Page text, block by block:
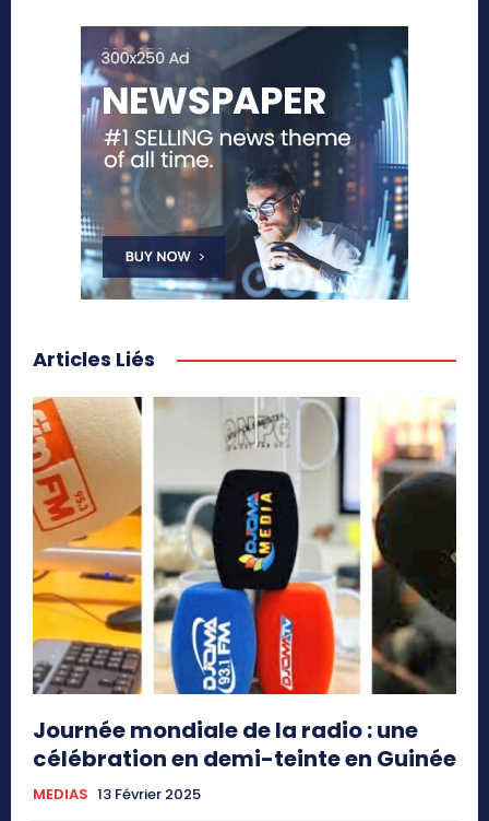
Articles Liés
Journée mondiale de la radio : une
célébration en demi-teinte en Guinée
MEDIAS 13 Février 2025